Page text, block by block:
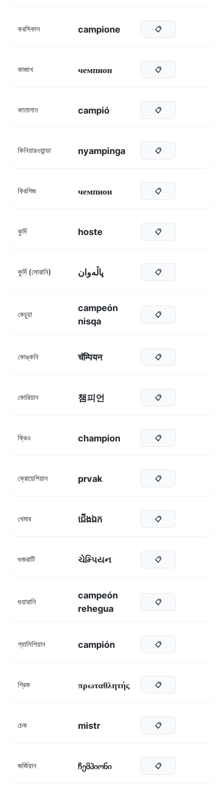
করসিকান campione 📋
কাজাখ чемпион 📋
কাতালান campió 📋
কিনিয়ারওয়ান্ডা nyampinga 📋
কিরগিজ чемпион 📋
কুর্দি hoste 📋
কুর্দি (সোরানি) پاڵەوان 📋
কেচুয়া
campeón
nisqa
📋
কোঙ্কনি चॅम्पियन 📋
কোরিয়ান 챔피언 📋
ক্রিও champion 📋
ক্রোয়েশিয়ান prvak 📋
খেমার ជើងឯក 📋
গুজরাটি ચેમ્પિયન 📋
গুয়ারানি
campeón
rehegua
📋
গ্যালিশিয়ান campión 📋
গ্রিক πρωταθλητής 📋
চেক mistr 📋
জর্জিয়ান ჩემპიონი 📋